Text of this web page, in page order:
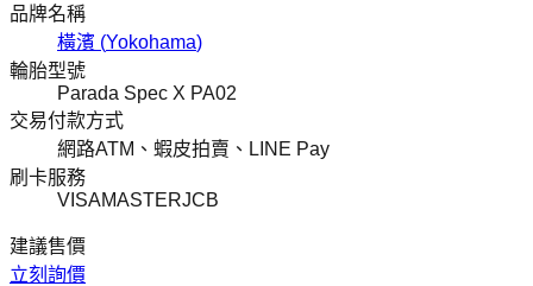
品牌名稱
橫濱 (Yokohama)
輪胎型號
Parada Spec X PA02
交易付款方式
網路ATM、蝦皮拍賣、LINE Pay
刷卡服務
VISAMASTERJCB
建議售價
立刻詢價